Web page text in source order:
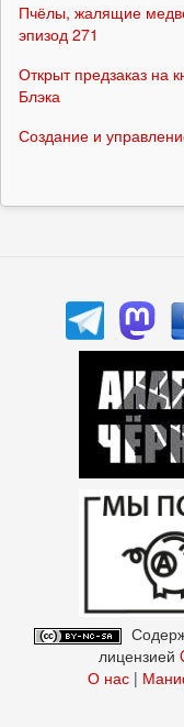
Пчёлы, жалящие
эпизод 271
Открыт предзаказ на
Блэка
Создание и
лицензией
О нас|